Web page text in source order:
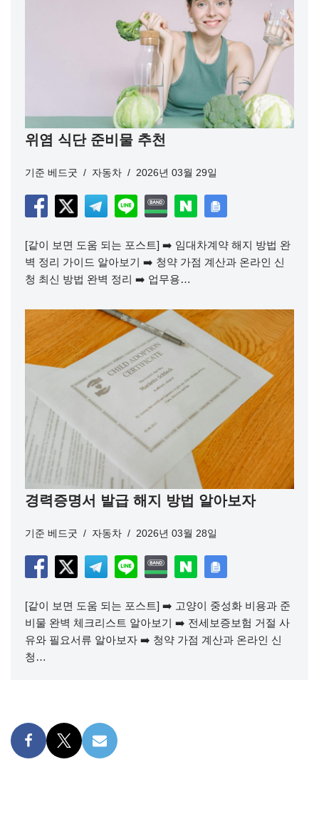
위염 식단 준비물 추천
기준 베드굿 자동차 2026년 03월 29일
[같이 보면 도움 되는 포스트] ➡️ 임대차계약 해지 방법 완
벽 정리 가이드 알아보기 ➡️ 청약 가점 계산과 온라인 신
청 최신 방법 완벽 정리 ➡️ 업무용…
경력증명서 발급 해지 방법 알아보자
기준 베드굿 자동차 2026년 03월 28일
[같이 보면 도움 되는 포스트] ➡️ 고양이 중성화 비용과 준
비물 완벽 체크리스트 알아보기 ➡️ 전세보증보험 거절 사
유와 필요서류 알아보자 ➡️ 청약 가점 계산과 온라인 신
청…